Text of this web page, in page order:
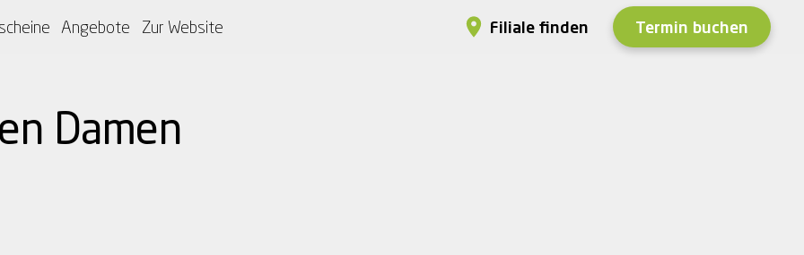
Angebote Zur Website Filiale finden Termin buchen
Damen